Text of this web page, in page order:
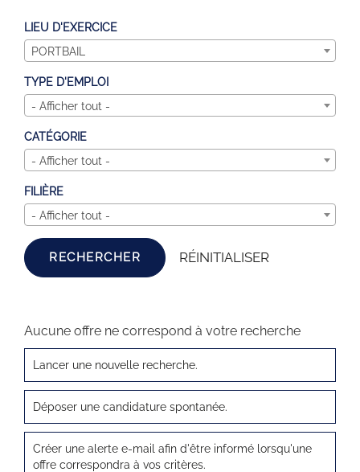
LIEU D'EXERCICE
PORTBAIL
TYPE D'EMPLOI
- Afficher tout -
CATÉGORIE
- Afficher tout -
FILIÈRE
- Afficher tout -
RECHERCHER RÉINITIALISER
Aucune offre ne correspond à votre recherche
Lancer une nouvelle recherche.
Déposer une candidature spontanée.
Créer une alerte e-mail afin d'être informé lorsqu'une
offre correspondra à vos critères.